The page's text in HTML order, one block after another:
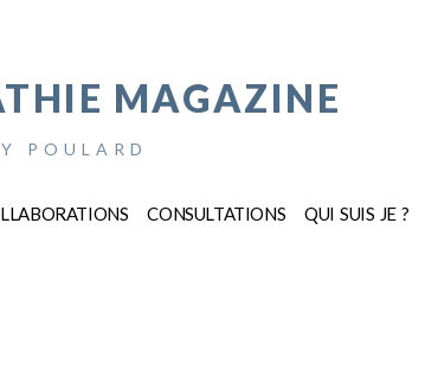
MAGAZINE
POULARD
CONSULTATIONS QUI SUIS JE ?